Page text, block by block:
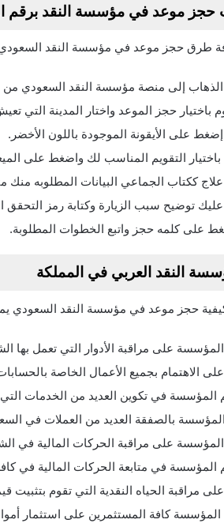
موعد في مؤسسة النقد برقم
طرق حجز موعد في مؤسسة النقد السعودي
إلى منصة مؤسسة النقد السعودي من
باختيار حجز الموعد واختار المدينة التي
إضغط على الأيقونة الموجودة باللون الأخضر.
التقويم المناسب لك واضغط على
علاج ككتاب الجماعي البيانات المطلوبه منك
عليك توضيح سبب الزيارة وكتابة رمز
على كلمه حجز واتبع الخطوات المطلوبة.
النقد العربي في المملكة
حجز موعد في مؤسسة النقد السعودي
على مراقبة الأدوار التي تعمل بها
الاهتمام بجميع الأعمال الخاصة
المؤسسة في تكوين العديد من الخدمات التي
بالصفقة العديد من العملات في
على مراقبة الحركات المالية في
المؤسسة في متابعة الحركات المالية في
مراقبة الحياه النقدية التي تقوم بتثبيت
كافة المستثمرين على استثمار